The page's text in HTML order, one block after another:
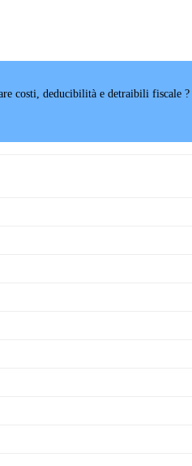
deducibilità e detraibili fiscale